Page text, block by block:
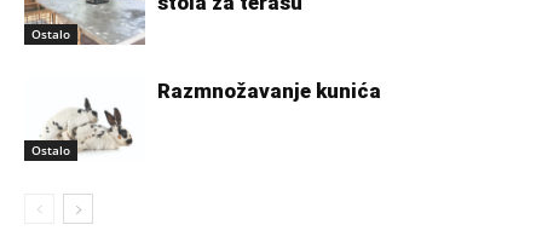
Ostalo
Ostalo
Razmnožavanje kunića